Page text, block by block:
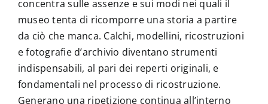
concentra sulle assenze e sui modi nei quali il
museo tenta di ricomporre una storia a partire
da ciò che manca. Calchi, modellini, ricostruzioni
e fotografie d’archivio diventano strumenti
indispensabili, al pari dei reperti originali, e
fondamentali nel processo di ricostruzione.
Generano una ripetizione continua all’interno